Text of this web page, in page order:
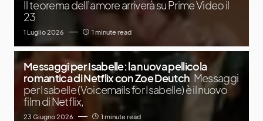
Il teorema dell’amore arriverà su Prime Video il
23
1 Luglio 2026 1 minute read
Messaggi per Isabelle: la nuova pellicola
romantica di Netflix con Zoe Deutch Messaggi
per Isabelle (Voicemails for Isabelle) è il nuovo
film di Netflix,
23 Giugno 2026 1 minute read